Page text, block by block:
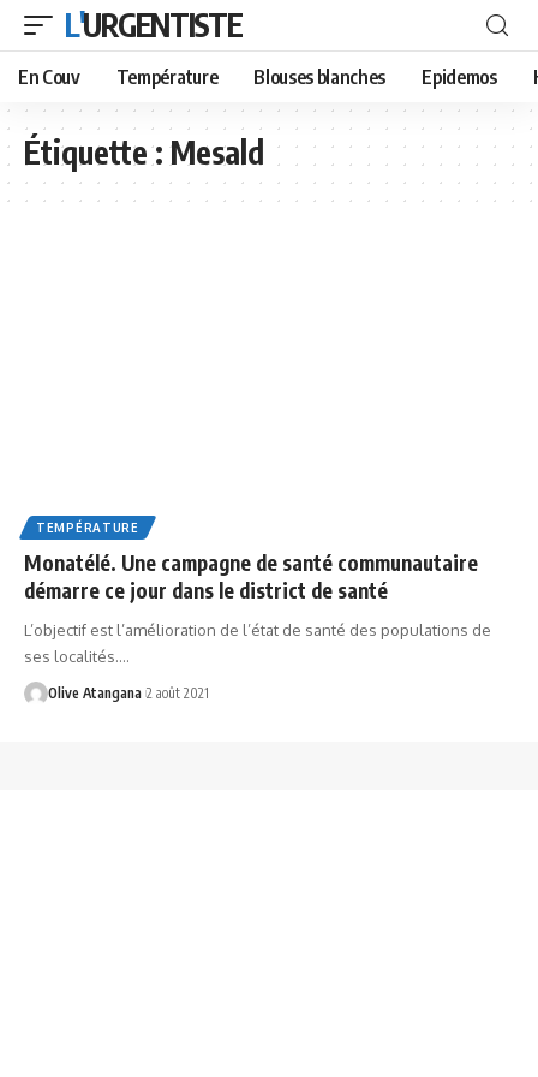
L'URGENTISTE
En Couv Température Blouses blanches Epidemos
Étiquette :Mesald
TEMPÉRATURE
Monatélé. Une campagne de santé communautaire
démarre ce jour dans le district de santé
L’objectif est l’amélioration de l’état de santé des populations de
ses localités.…
Olive Atangana 2 août 2021